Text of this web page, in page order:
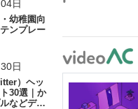
日
幼稚園向
ンプレー
日
）ヘッ
30選｜か
などデザ